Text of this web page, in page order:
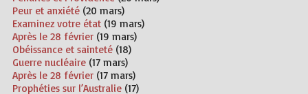
Peur et anxiété(20 mars)
Examinez votre état(19 mars)
Après le 28 février(19 mars)
Obéissance et sainteté(18)
Guerre nucléaire(17 mars)
Après le 28 février(17 mars)
Prophéties sur l’Australie(17)